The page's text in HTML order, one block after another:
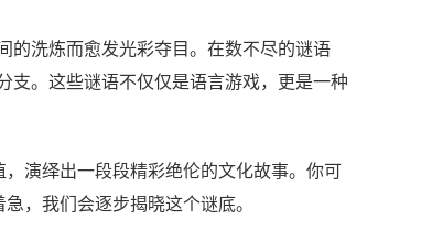
的洗炼而愈发光彩夺目。在数不尽的谜语
支。这些谜语不仅仅是语言游戏，更是一种
演绎出一段段精彩绝伦的文化故事。你可
，我们会逐步揭晓这个谜底。